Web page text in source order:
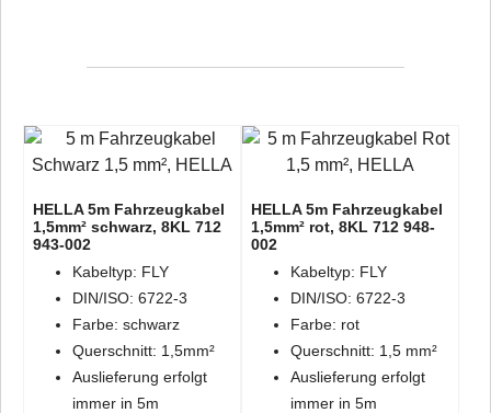
HELLA 5m Fahrzeugkabel
1,5mm² schwarz, 8KL 712
943-002
Kabeltyp: FLY
DIN/ISO: 6722-3
Farbe: schwarz
Querschnitt: 1,5mm²
Auslieferung erfolgt
immer in 5m
HELLA 5m Fahrzeugkabel
1,5mm² rot, 8KL 712 948-
002
Kabeltyp: FLY
DIN/ISO: 6722-3
Farbe: rot
Querschnitt: 1,5 mm²
Auslieferung erfolgt
immer in 5m